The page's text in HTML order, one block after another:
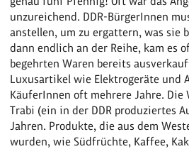
unzureichend. DDR-BürgerInnen
anstellen, um zu ergattern, was sie
dann endlich an der Reihe, kam es
begehrten Waren bereits
Luxusartikel wie Elektrogeräte und
KäuferInnen oft mehrere Jahre.
Trabi (ein in der DDR produziertes
Jahren. Produkte, die aus dem
wurden, wie Südfrüchte, Kaffee,